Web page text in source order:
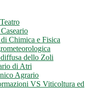
Chimica e Fisica
dello Zoli
di Atri
Agrario
VS Viticoltura ed